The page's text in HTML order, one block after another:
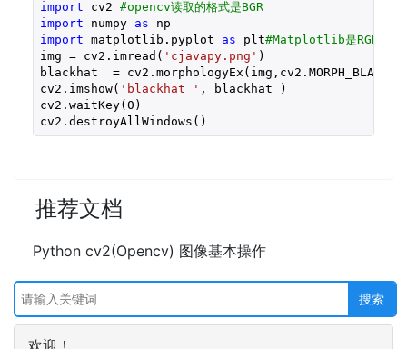
import cv2 #opencv读取的格式是BGR
import numpy as
import matplotlib.pyplot as plt#Matplotlib是RGB
img = cv2.imread( 'cjavapy.png' )
blackhat  =
cv2.imshow( 'blackhat ' , blackhat )
cv2.waitKey(0 )
cv2.destroyAllWindows()
推荐文档
Python cv2(Opencv) 图像基本操作
欢迎！